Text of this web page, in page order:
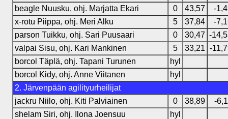
beagle Nuusku, ohj. Marjatta Ekari
0 43,57
-
x-rotu Piippa, ohj. Meri Alku
5 37,84
-
parson Tuikku, ohj. Sari Puusaari
0 30,47 -
valpai Sisu, ohj. Kari Mankinen
5 33,21 -
borcol Täplä, ohj. Tapani Turunen
hyl
borcol Kidy, ohj. Anne Viitanen
hyl
2. Järvenpään agilityurheilijat
jackru Niilo, ohj. Kiti Palviainen
0 38,89
-
shelam Siri, ohj. Ilona Joensuu
hyl